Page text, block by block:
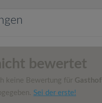
bewertet
keine Bewertung für Gasthof
Sei der erste!